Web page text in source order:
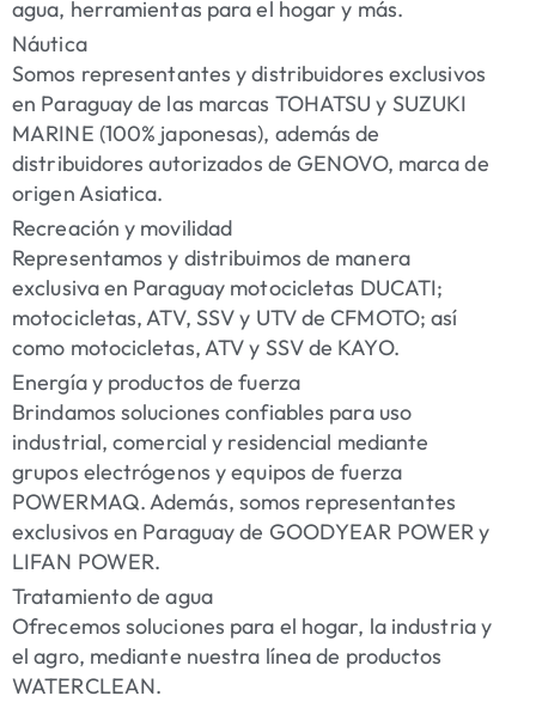
agua, herramientas para el hogar y más.
Náutica
Somos representantes y distribuidores exclusivos
en Paraguay de las marcas TOHATSU y SUZUKI
MARINE (100% japonesas), además de
distribuidores autorizados de GENOVO, marca de
origen Asiatica.
Recreación y movilidad
Representamos y distribuimos de manera
exclusiva en Paraguay motocicletas DUCATI;
motocicletas, ATV, SSV y UTV de CFMOTO; así
como motocicletas, ATV y SSV de KAYO.
Energía y productos de fuerza
Brindamos soluciones confiables para uso
industrial, comercial y residencial mediante
grupos electrógenos y equipos de fuerza
POWERMAQ. Además, somos representantes
exclusivos en Paraguay de GOODYEAR POWER y
LIFAN POWER.
Tratamiento de agua
Ofrecemos soluciones para el hogar, la industria y
el agro, mediante nuestra línea de productos
WATERCLEAN.